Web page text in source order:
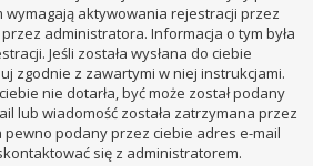
aktywowania rejestracji przez
administratora. Informacja o tym była
Jeśli została wysłana do ciebie
zgodnie z zawartymi w niej instrukcjami.
nie dotarła, być może został podany
lub wiadomość została zatrzymana przez
pewno podany przez ciebie adres e-mail
się z administratorem.